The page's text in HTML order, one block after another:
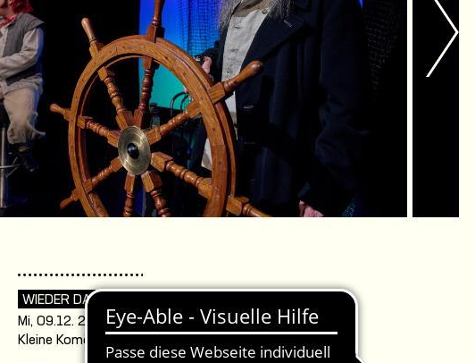
WIEDER DA
Mi, 09.12. 20:00 Uhr /
Kleine Komödie Warnemünde